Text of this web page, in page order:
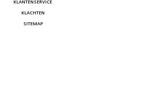
KLANTENSERVICE
KLACHTEN
SITEMAP